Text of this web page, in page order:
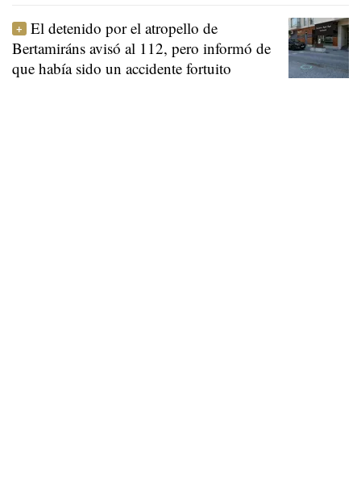
El detenido por el atropello de
Bertamiráns avisó al 112, pero informó de
que había sido un accidente fortuito